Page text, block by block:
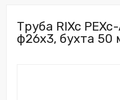
Труба RIXc
ф26х3, бухта 50